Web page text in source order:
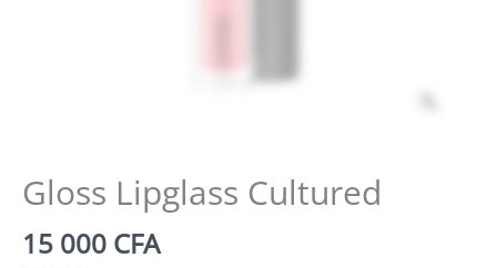
Gloss Lipglass Cultured
15 000 CFA